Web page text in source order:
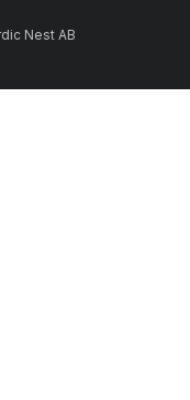
Nest AB